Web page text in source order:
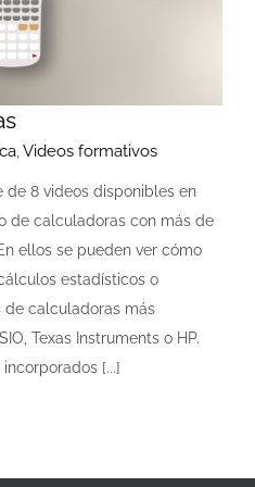
,Videos formativos
de 8 videos disponibles en
de calculadoras con más de
ellos se pueden ver cómo
estadísticos o
de calculadoras más
Texas Instruments o HP.
[...]